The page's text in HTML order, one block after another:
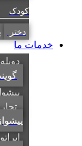
کودک
پسر
خدمات ما
دوبله و
گویندگی
پیشواز
تجاری
پیشواز
اپراتوری